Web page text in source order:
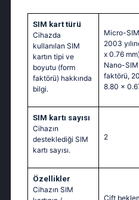
SIM kart türü
Cihazda
kullanılan SIM
kartın tipi ve
boyutu (form
faktörü) hakkında
bilgi.
Micro-
2003
x 0.76 mm)
Nano-
faktörü,
8.80 x
SIM kartı sayısı
Cihazın
desteklediği SIM
kartı sayısı.
2
Özellikler
Cihazın SIM
Çift